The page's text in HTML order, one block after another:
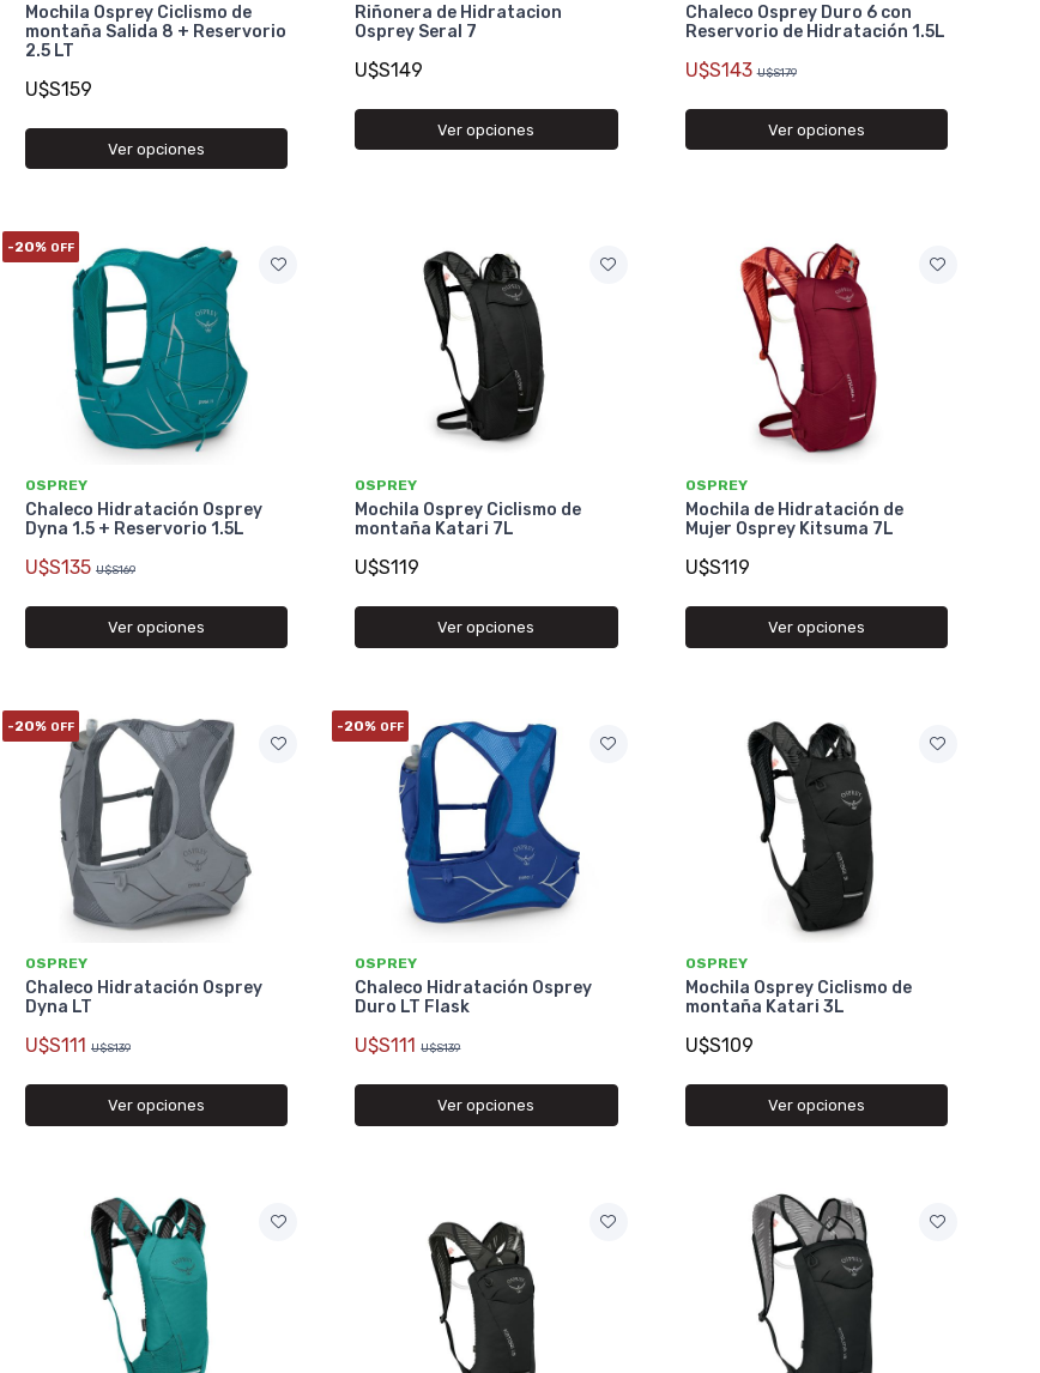
Mochila Osprey Ciclismo de
montaña Salida 8 + Reservorio
2.5 LT
U$S159
Ver opciones
Riñonera de Hidratacion
Osprey Seral 7
U$S149
Ver opciones
Chaleco Osprey Duro 6 con
Reservorio de Hidratación 1.5L
U$S143 U$S179
Ver opciones
-20% OFF
OSPREY
Chaleco Hidratación Osprey
Dyna 1.5 + Reservorio 1.5L
U$S135 U$S169
Ver opciones
OSPREY
Mochila Osprey Ciclismo de
montaña Katari 7L
U$S119
Ver opciones
OSPREY
Mochila de Hidratación de
Mujer Osprey Kitsuma 7L
U$S119
Ver opciones
-20% OFF
OSPREY
Chaleco Hidratación Osprey
Dyna LT
U$S111 U$S139
Ver opciones
-20% OFF
OSPREY
Chaleco Hidratación Osprey
Duro LT Flask
U$S111 U$S139
Ver opciones
OSPREY
Mochila Osprey Ciclismo de
montaña Katari 3L
U$S109
Ver opciones